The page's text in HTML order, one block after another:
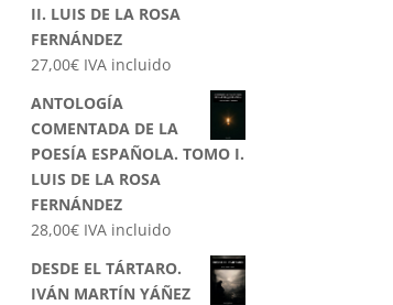
II. LUIS DE LA ROSA
FERNÁNDEZ
27,00€ IVA incluido
ANTOLOGÍA
COMENTADA DE LA
POESÍA ESPAÑOLA. TOMO I.
LUIS DE LA ROSA
FERNÁNDEZ
28,00€ IVA incluido
DESDE EL TÁRTARO.
IVÁN MARTÍN YÁÑEZ